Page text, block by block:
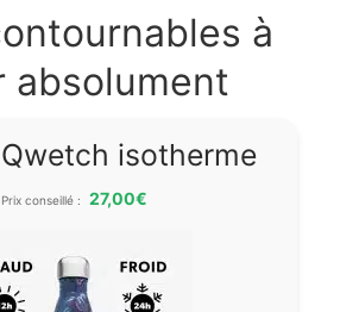
à
absolument
isotherme
Prix conseillé : 27,00€